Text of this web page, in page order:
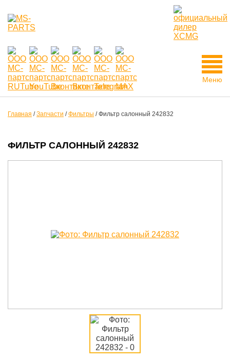
Меню
Главная /Запчасти /Фильтры /Фильтр салонный 242832
ФИЛЬТР САЛОННЫЙ 242832